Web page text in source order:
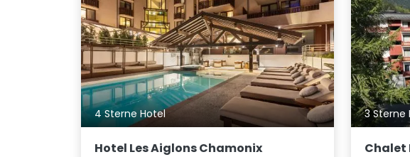
4 Sterne Hotel
Hotel Les Aiglons Chamonix
3 Sterne
Chalet